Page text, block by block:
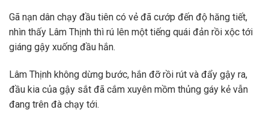
Gã nạn dân chạy đầu tiên có vẻ đã cướp đến độ hăng tiết,
nhìn thấy Lâm Thịnh thì rú lên một tiếng quái đản rồi xộc tới
giáng gậy xuống đầu hắn.
Lâm Thịnh không dừng bước, hắn đỡ rồi rút và đẩy gậy ra,
đầu kia của gậy sắt đã cắm xuyên mồm thủng gáy kẻ vẫn
đang trên đà chạy tới.